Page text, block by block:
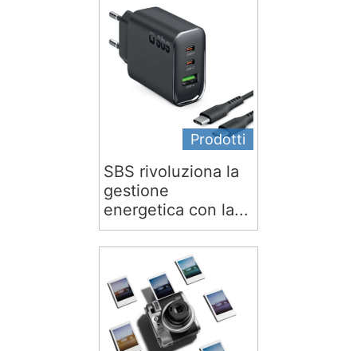
Prodotti
SBS rivoluziona la
gestione
energetica con la...